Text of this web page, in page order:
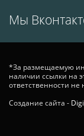
Мы
*За размещаемую
наличии ссылки на
ответственности не
Создание сайта -